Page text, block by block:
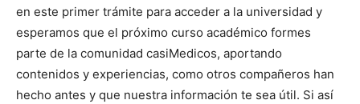
en este primer trámite para acceder a la universidad y
esperamos que el próximo curso académico formes
parte de la comunidad casiMedicos, aportando
contenidos y experiencias, como otros compañeros han
hecho antes y que nuestra información te sea útil. Si así